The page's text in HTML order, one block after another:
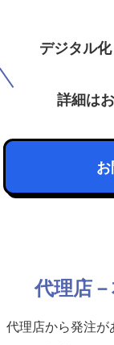
デジタル
詳細は
代理店
代理店から発注が